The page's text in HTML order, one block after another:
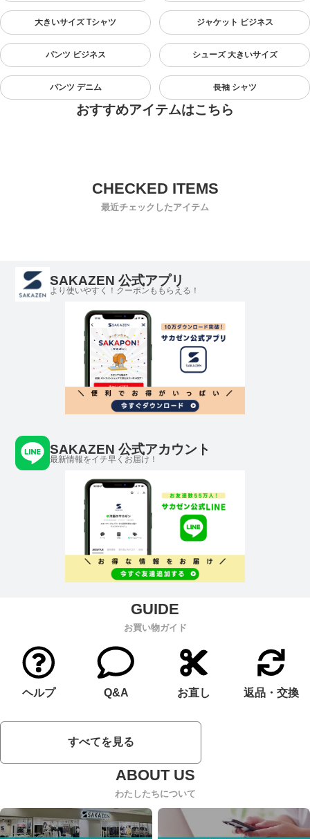
大きいサイズ Tシャツ ジャケット ビジネス
パンツ ビジネス シューズ 大きいサイズ
パンツ デニム 長袖 シャツ
おすすめアイテムはこちら
最近チェックしたアイテム
SAKAZEN 公式アプリ
より使いやすく！クーポンももらえる！
SAKAZEN 公式アカウント
最新情報をイチ早くお届け！
お買い物ガイド
ヘルプ Q&A お直し 返品・交換
すべてを見る
わたしたちについて